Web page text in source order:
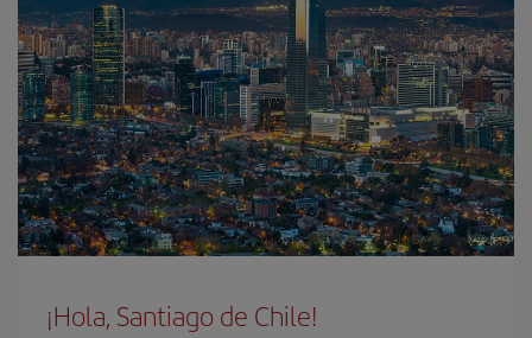
¡Hola, Santiago de Chile!